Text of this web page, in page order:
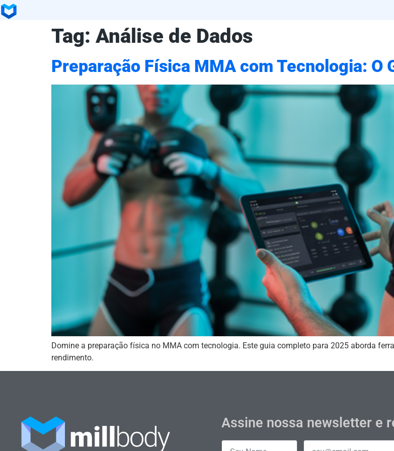
Tag: Análise de Dados
Preparação Física MMA com Tecnologia: O
Domine a preparação física no MMA com tecnologia. Este guia completo para 2025 aborda
rendimento.
Assine nossa newsletter e